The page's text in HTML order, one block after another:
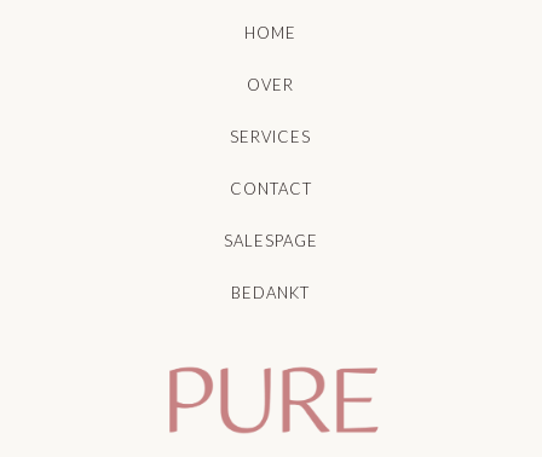
HOME
OVER
SERVICES
CONTACT
SALESPAGE
BEDANKT